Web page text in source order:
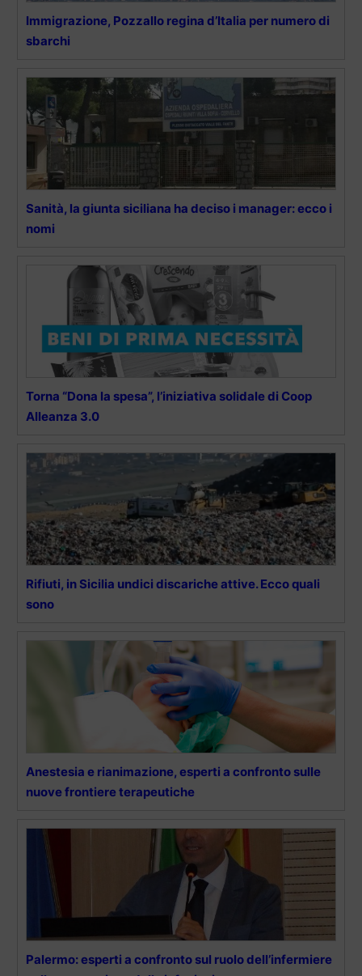
Immigrazione, Pozzallo regina d’Italia per numero di
sbarchi
Sanità, la giunta siciliana ha deciso i manager: ecco i
nomi
Torna “Dona la spesa”, l’iniziativa solidale di Coop
Alleanza 3.0
Rifiuti, in Sicilia undici discariche attive. Ecco quali
sono
Anestesia e rianimazione, esperti a confronto sulle
nuove frontiere terapeutiche
Palermo: esperti a confronto sul ruolo dell’infermiere